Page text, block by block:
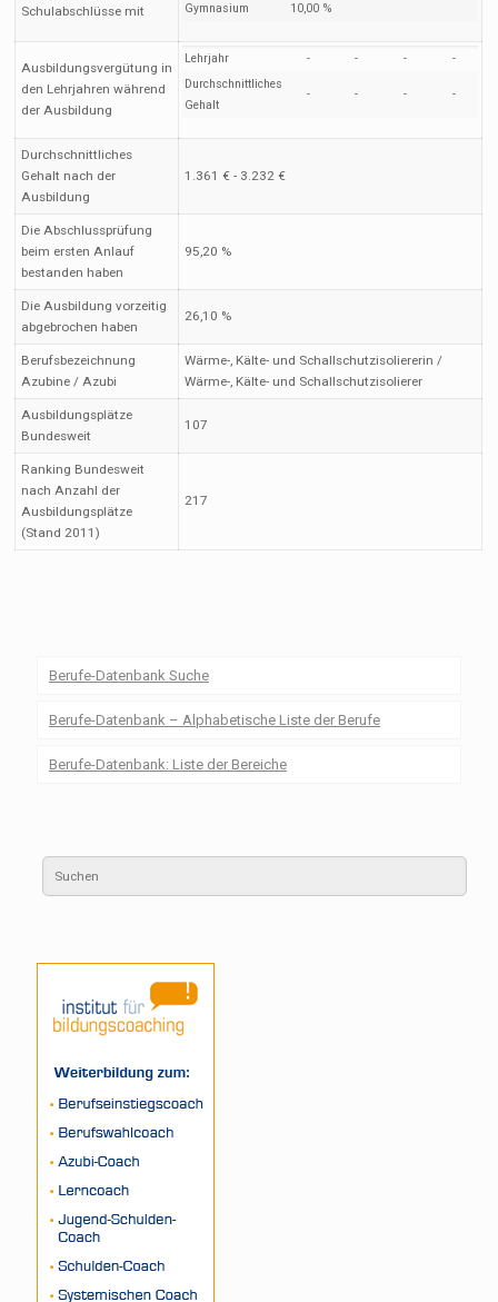
Schulabschlüsse mit
Gymnasium
10,00 %
Ausbildungsvergütung in
den Lehrjahren während
der Ausbildung
Lehrjahr - - -
-
Durchschnittliches
Gehalt
- - - -
Durchschnittliches
Gehalt nach der
Ausbildung
1.361 € - 3.232 €
Die Abschlussprüfung
beim ersten Anlauf
bestanden haben
95,20 %
Die Ausbildung vorzeitig
abgebrochen haben
26,10 %
Berufsbezeichnung
Azubine / Azubi
Wärme-, Kälte- und Schallschutzisoliererin /
Wärme-, Kälte- und Schallschutzisolierer
Ausbildungsplätze
Bundesweit
107
Ranking Bundesweit
nach Anzahl der
Ausbildungsplätze
(Stand 2011)
217
Berufe-Datenbank Suche
Berufe-Datenbank – Alphabetische Liste der Berufe
Berufe-Datenbank: Liste der Bereiche